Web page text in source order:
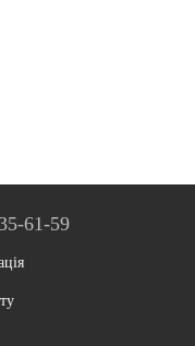
61-59